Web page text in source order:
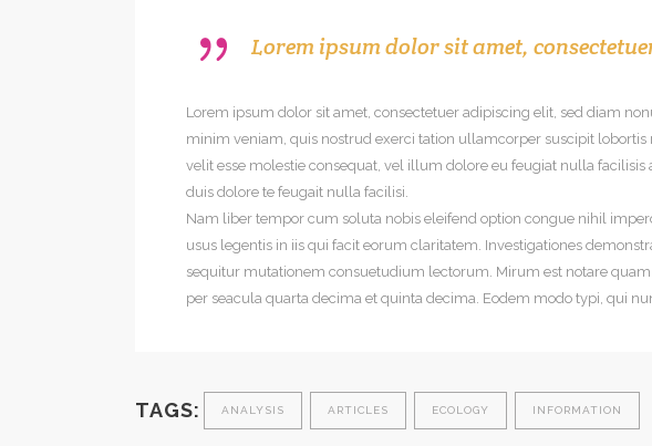
Lorem ipsum dolor sit amet,
Lorem ipsum dolor sit amet, consectetuer adipiscing elit, sed diam
minim veniam, quis nostrud exerci tation ullamcorper suscipit
velit esse molestie consequat, vel illum dolore eu feugiat nulla
duis dolore te feugait nulla facilisi.
Nam liber tempor cum soluta nobis eleifend option congue nihil
usus legentis in iis qui facit eorum claritatem. Investigationes
sequitur mutationem consuetudium lectorum. Mirum est notare
per seacula quarta decima et quinta decima. Eodem modo typi, qui
TAGS: ANALYSIS ARTICLES ECOLOGY INFORMATION